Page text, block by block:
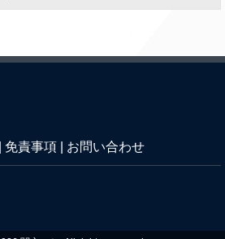
免責事項 お問い合わせ